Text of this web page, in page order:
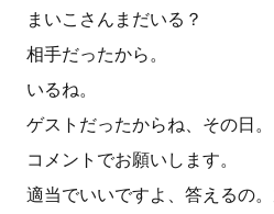
まいこさんまだいる？
相手だったから。
いるね。
ゲストだったからね、その日。
コメントでお願いします。
適当でいいですよ、答えるの。